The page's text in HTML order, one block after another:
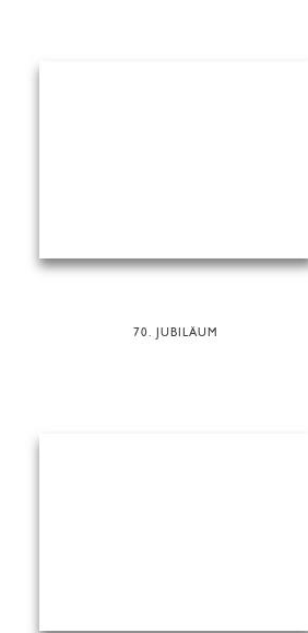
70. JUBILÄUM